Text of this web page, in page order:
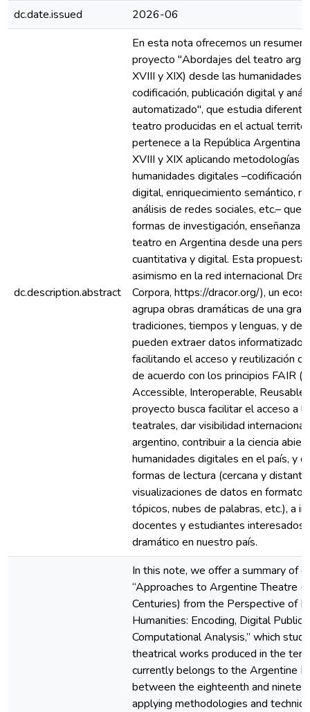
dc.date.issued
2026-06
dc.description.abstract
En esta nota ofrecemos un
proyecto "Abordajes del teatro
XVIII y XIX) desde las humanidades
codificación, publicación digital y
automatizado", que estudia
teatro producidas en el actual
pertenece a la República Argentina
XVIII y XIX aplicando metodologías
humanidades digitales –codificación
digital, enriquecimiento semántico,
análisis de redes sociales, etc.– que
formas de investigación, enseñanza
teatro en Argentina desde una
cuantitativa y digital. Esta propuesta
asimismo en la red internacional
Corpora, https://dracor.org/), un
agrupa obras dramáticas de una
tradiciones, tiempos y lenguas, y
pueden extraer datos
facilitando el acceso y reutilización
de acuerdo con los principios FAIR
Accessible, Interoperable,
proyecto busca facilitar el acceso a
teatrales, dar visibilidad
argentino, contribuir a la ciencia
humanidades digitales en el país, y
formas de lectura (cercana y
visualizaciones de datos en formato
tópicos, nubes de palabras, etc.), a
docentes y estudiantes interesados
dramático en nuestro país.
In this note, we offer a summary of
“Approaches to Argentine Theatre
Centuries) from the Perspective of
Humanities: Encoding, Digital
Computational Analysis,” which
theatrical works produced in the
currently belongs to the Argentine
between the eighteenth and
applying methodologies and